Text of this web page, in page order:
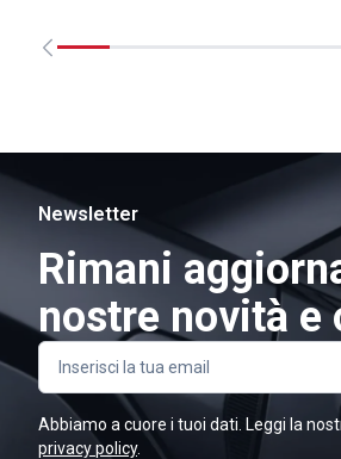
Newsletter
Rimani
nostre novità e
Abbiamo a cuore i tuoi dati. Leggi la
privacy policy.